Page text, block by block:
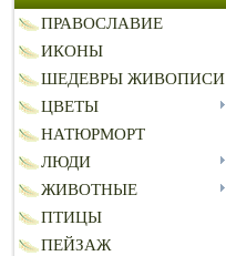
ПРАВОСЛАВИЕ
ИКОНЫ
ШЕДЕВРЫ ЖИВОПИСИ
ЦВЕТЫ
НАТЮРМОРТ
ЛЮДИ
ЖИВОТНЫЕ
ПТИЦЫ
ПЕЙЗАЖ